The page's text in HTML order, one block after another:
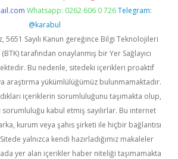
Whatsapp: 0262 606 0 726 Telegram:
@karabul
5651 Sayılı Kanun gereğince Bilgi Teknolojileri
tarafından onaylanmış bir Yer Sağlayıcı
Bu nedenle, sitedeki içerikleri proaktif
araştırma yükümlülüğümüz bulunmamaktadır.
içeriklerin sorumluluğunu taşımakta olup,
kabul etmiş sayılırlar. Bu internet
kurum veya şahıs şirketi ile hiçbir bağlantısı
yalnızca kendi hazırladığımız makaleler
yer alan içerikler haber niteliği taşımamakta